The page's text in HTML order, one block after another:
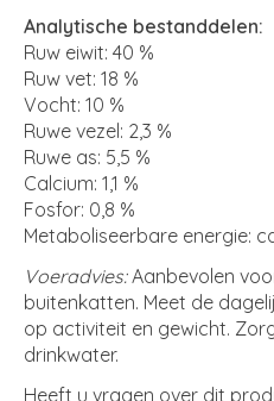
Analytische bestanddelen:
Ruw eiwit: 40 %
Ruw vet: 18 %
Vocht: 10 %
Ruwe vezel: 2,3 %
Ruwe as: 5,5 %
Calcium: 1,1 %
Fosfor: 0,8 %
Metaboliseerbare energie:
Voeradvies:Aanbevolen
buitenkatten. Meet de
op activiteit en gewicht.
drinkwater.
Heeft u vragen over dit